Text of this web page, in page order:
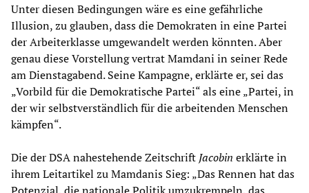
Unter diesen Bedingungen wäre es eine gefährliche
Illusion, zu glauben, dass die Demokraten in eine Partei
der Arbeiterklasse umgewandelt werden könnten. Aber
genau diese Vorstellung vertrat Mamdani in seiner Rede
am Dienstagabend. Seine Kampagne, erklärte er, sei das
„Vorbild für die Demokratische Partei“ als eine „Partei, in
der wir selbstverständlich für die arbeitenden Menschen
kämpfen“.
Die der DSA nahestehende Zeitschrift Jacobin erklärte in
ihrem Leitartikel zu Mamdanis Sieg: „Das Rennen hat das
Potenzial, die nationale Politik umzukrempeln, das